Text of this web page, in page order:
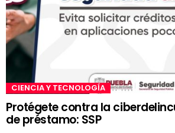
CIENCIA Y TECNOLOGÍA
Protégete contra la
de préstamo: SSP